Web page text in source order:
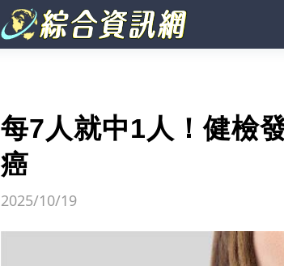
每7人就中1人！健檢
癌
2025/10/19